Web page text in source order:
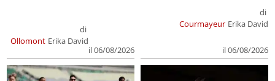
Ollomont
di
Erika David
il 06/08/2026
Courmayeur
di
Erika David
il 06/08/2026